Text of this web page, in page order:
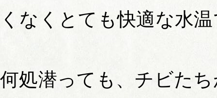
くなくとても快適な水
何処潜っても、チビた